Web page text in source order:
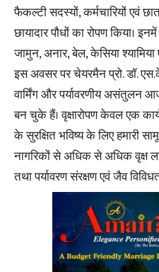
फैकल्टी सदस्यों, कर्मचारियों एवं
छायादार पौधों का रोपण किया।
जामुन, अनार, बेल, केसिया
इस अवसर पर चेयरमैन प्रो. डॉ.
वार्मिंग और पर्यावरणीय असंतुलन
बन चुके हैं। वृक्षारोपण केवल एक
के सुरक्षित भविष्य के लिए हमारी
नागरिकों से अधिक से अधिक वृक्ष
तथा पर्यावरण संरक्षण एवं जैव